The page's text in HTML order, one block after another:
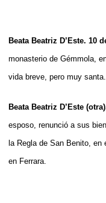
Beata Beatriz D’Este. 10
monasterio de Gémmola,
vida breve, pero muy santa.
Beata Beatriz D’Este
esposo, renunció a sus
la Regla de San Benito,
en Ferrara.